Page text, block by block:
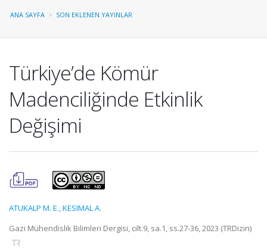
ANA SAYFA SON EKLENEN YAYINLAR
Türkiye’de Kömür
Madenciliğinde Etkinlik
Değişimi
ATUKALP M. E.,KESIMAL A.
Gazi Mühendislik Bilimleri Dergisi, cilt.9, sa.1, ss.27-36, 2023 (TRDizin)